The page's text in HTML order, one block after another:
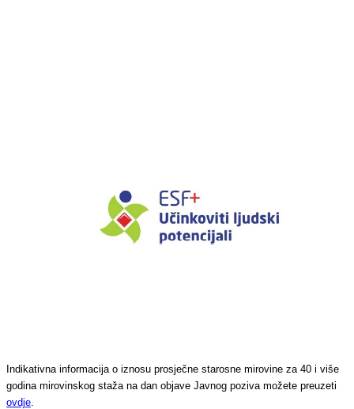
Indikativna informacija o iznosu prosječne starosne mirovine za 40 i više
godina mirovinskog staža na dan objave Javnog poziva možete preuzeti
ovdje